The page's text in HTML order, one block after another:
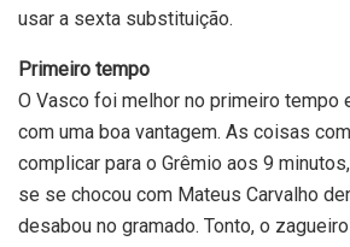
usar a sexta substituição.
Primeiro tempo
O Vasco foi melhor no primeiro tempo
com uma boa vantagem. As coisas
complicar para o Grêmio aos 9
se se chocou com Mateus Carvalho
desabou no gramado. Tonto, o